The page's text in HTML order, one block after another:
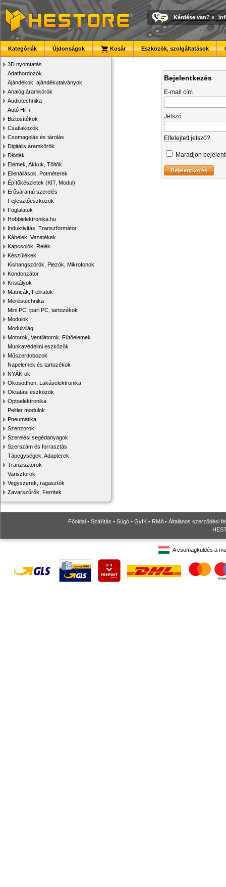
Kérdése van? »
Kategóriák Újdonságok Kosár Eszközök, szolgáltatások
3D nyomtatás
Adathordozók
Ajándékok, ajándékutalványok
Analóg áramkörök
Audiotechnika
Autó HiFi
Biztosítékok
Csatlakozók
Csomagolás és tárolás
Digitális áramkörök
Diódák
Elemek, Akkuk, Töltők
Ellenállások, Potméterek
Építőkészletek (KIT, Modul)
Erősáramú szerelés
Fejlesztőeszközök
Foglalatok
Hobbielektronika.hu
Induktivitás, Transzformátor
Kábelek, Vezetékek
Kapcsolók, Relék
Készülékek
Kishangszórók, Piezók, Mikrofonok
Kondenzátor
Kristályok
Matricák, Feliratok
Méréstechnika
Mini PC, ipari PC, tartozékok
Modulok
Modulvilág
Motorok, Ventilátorok, Fűtőelemek
Munkavédelmi eszközök
Műszerdobozok
Napelemek és tartozékok
NYÁK-ok
Okosotthon, Lakáselektronika
Oktatási eszközök
Optoelektronika
Peltier modulok
Pneumatika
Szenzorok
Szerelési segédanyagok
Szerszám és forrasztás
Tápegységek, Adapterek
Tranzisztorok
Varisztorok
Vegyszerek, ragasztók
Zavarszűrők, Ferritek
Bejelentkezés
E-mail cím
Jelszó
Elfelejtett jelszó?
Maradjon
Főoldal • Szállítás • Súgó • GyIK • RMA• Általános szerződési
A csomagküldés a